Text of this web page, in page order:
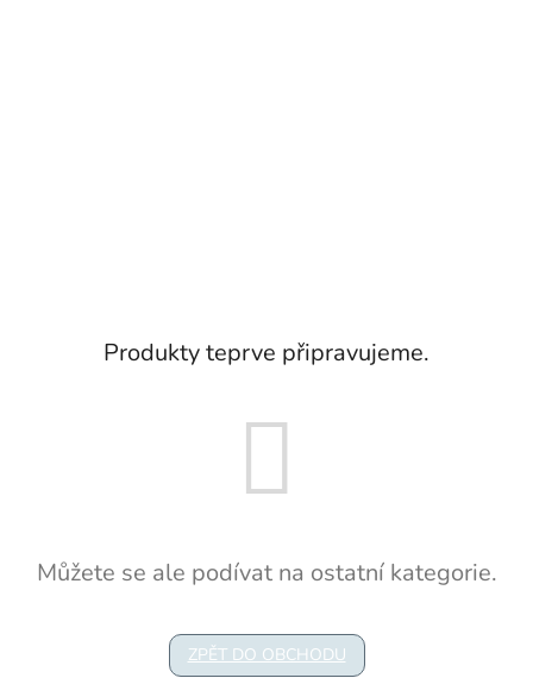
Produkty teprve připravujeme.
Můžete se ale podívat na ostatní kategorie.
ZPĚT DO OBCHODU